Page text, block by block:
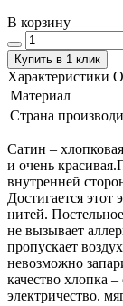
В корзину
Купить в 1 клик
Характеристики
Материал
Страна
Сатин –
и очень
внутренней
Достигается
нитей.
не вызывает
пропускает
невозможно
качество хлопка
электричество.